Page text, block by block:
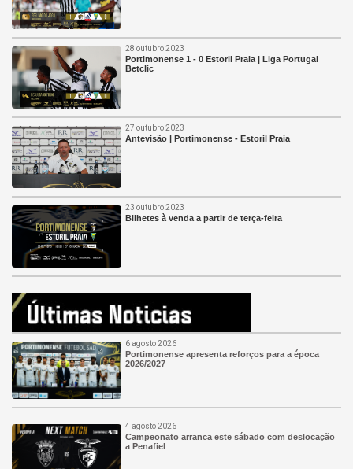
28 outubro 2023
Portimonense 1 - 0 Estoril Praia | Liga Portugal
Betclic
27 outubro 2023
Antevisão | Portimonense - Estoril Praia
23 outubro 2023
Bilhetes à venda a partir de terça-feira
6 agosto 2026
Portimonense apresenta reforços para a época
2026/2027
4 agosto 2026
Campeonato arranca este sábado com deslocação
a Penafiel